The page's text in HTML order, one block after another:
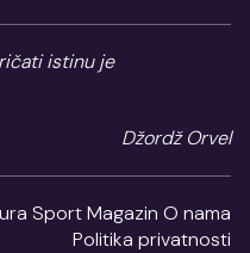
istinu je
Džordž Orvel
SportMagazin O nama
Politika privatnosti